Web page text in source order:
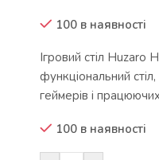
100 в наявності
Ігровий стіл Huzaro
функціональний
геймерів і
100 в наявності